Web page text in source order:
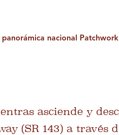
panorámica nacional
asciende y
(SR 143) a través